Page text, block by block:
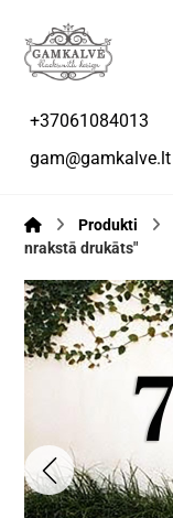
+37061084013
gam@gamkalve.lt
Produkti
nrakstā drukāts"